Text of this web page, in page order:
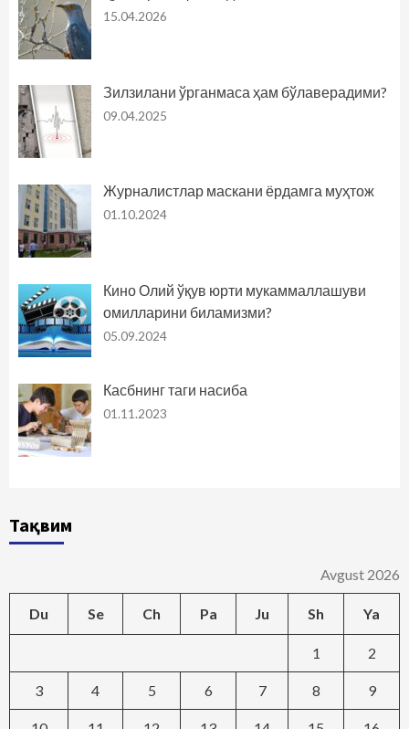
15.04.2026
Зилзилани ўрганмаса ҳам бўлаверадими?
09.04.2025
Журналистлар маскани ёрдамга муҳтож
01.10.2024
Кино Олий ўқув юрти мукаммаллашуви
омилларини биламизми?
05.09.2024
Касбнинг таги насиба
01.11.2023
Тақвим
Avgust 2026
Du Se Ch Pa Ju Sh Ya
1 2
3 4 5 6 7 8 9